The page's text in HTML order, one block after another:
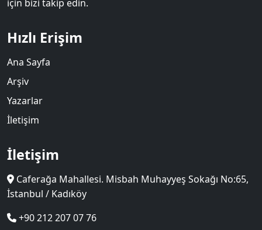
için bizi takip edin.
Hızlı Erişim
Ana Sayfa
Arşiv
Yazarlar
İletişim
İletişim
Caferağa Mahallesi. Misbah Muhayyeş Sokağı No:65,
İstanbul / Kadıköy
+90 212 207 07 76